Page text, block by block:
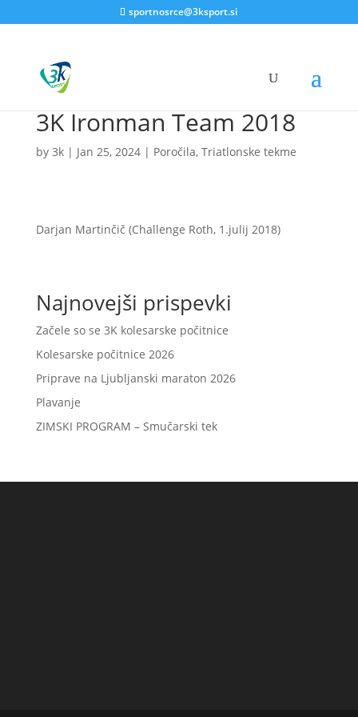
sportnosrce@3ksport.si
3K Ironman Team 2018
by 3k| Jan 25, 2024| Poročila, Triatlonske tekme
Darjan Martinčič (Challenge Roth, 1.julij 2018)
Najnovejši prispevki
Začele so se 3K kolesarske počitnice
Kolesarske počitnice 2026
Priprave na Ljubljanski maraton 2026
Plavanje
ZIMSKI PROGRAM – Smučarski tek